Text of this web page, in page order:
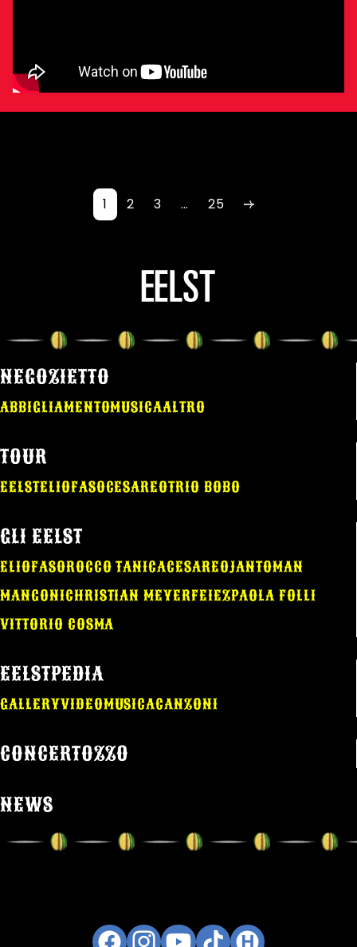
1 2 3 … 25
NEGOZIETTO
ABBIGLIAMENTOMUSICAALTRO
TOUR
EELSTELIOFASOCESAREOTRIO BOBO
GLI EELST
ELIOFASOROCCO TANICACESAREOJANTOMAN
MANGONICHRISTIAN MEYERFEIEZPAOLA FOLLI
VITTORIO COSMA
EELSTPEDIA
GALLERYVIDEOMUSICACANZONI
CONCERTOZZO
NEWS